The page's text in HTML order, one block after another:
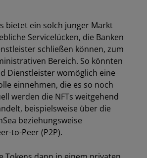
bietet ein solch junger Markt
Servicelücken, die Banken
schließen können, zum
Bereich. So könnten
Dienstleister womöglich eine
einnehmen, die es so noch
werden die NFTs weitgehend
beispielsweise über die
beziehungsweise
to-Peer (P2P).